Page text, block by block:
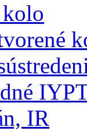
kolo
IR